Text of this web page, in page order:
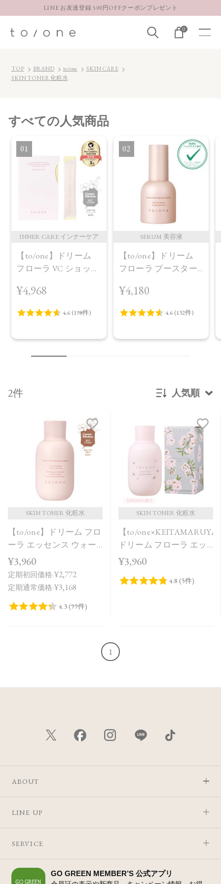
LINE お友達登録 500円OFFクーポンプレゼント
お得な定期購入コースはこちら
0
TOP BRAND to/one
SKIN CARE
SKIN TONER 化粧水
すべての人気商品
1
INNER CARE インナーケア
【to/one】ドリーム
フローラ VC ショット
¥4,968
2
SERUM 美容液
【to/one】ドリーム
フローラ ブースター
＞
¥4,180
2件 人気順
価格が安い
価格が高い
レビューが多い順
レビュー評価が高い順
人気順
SKIN TONER 化粧水
【to/one】ドリーム フロ
ーラ エッセンス ウォー
ター
¥3,960
定期初回価格:¥2,772
定期通常価格:¥3,168
SKIN TONER 化粧水
【to/
ドリーム フローラ エッ
センス ウォーター
品＞
¥3,960
1
ABOUT
LINE UP
SERVICE
GO GREEN MEMBER’S 公式アプリ